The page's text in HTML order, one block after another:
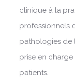
clinique à la
professionnels
pathologies de
prise en
patients.